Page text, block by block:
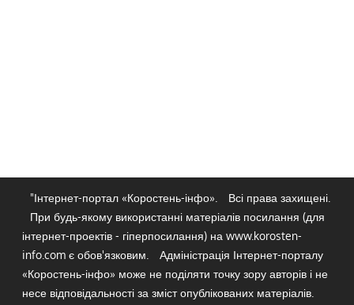
"Інтернет-портал «Коростень-інфо».
Всі права захищені.
При будь-якому використанні матеріалів посилання (для
інтернет-проектів - гіперпосилання) на www.korosten-
info.com є обов'язковим.
Адміністрація Інтернет-порталу
«Коростень-інфо» може не поділяти точку зору авторів і не
несе відповідальності за зміст опублікованих матеріалів.